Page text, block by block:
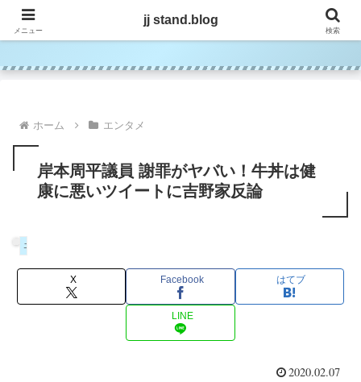
jj stand.blog
ホーム エンタメ
岸本周平議員 謝罪がヤバい！牛丼は健
康に悪いツイートに吉野家反論
エンタメ
X Facebook はてブ
LINE
2020.02.07
メニュー
jj stand.blog
検索